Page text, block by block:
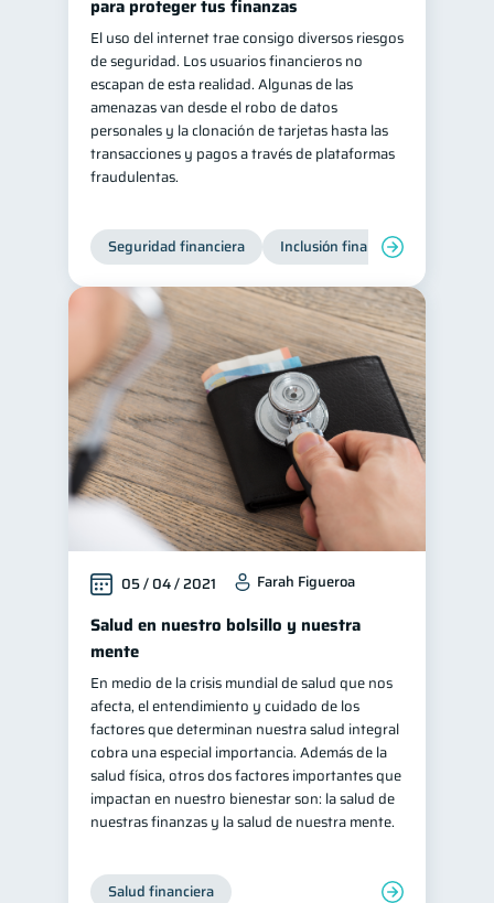
para proteger tus finanzas
El uso del internet trae consigo diversos riesgos
de seguridad. Los usuarios financieros no
escapan de esta realidad. Algunas de las
amenazas van desde el robo de datos
personales y la clonación de tarjetas hasta las
transacciones y pagos a través de plataformas
fraudulentas.
Seguridad financiera Inclusión financiera
05 / 04 / 2021 Farah Figueroa
Salud en nuestro bolsillo y nuestra
mente
En medio de la crisis mundial de salud que nos
afecta, el entendimiento y cuidado de los
factores que determinan nuestra salud integral
cobra una especial importancia. Además de la
salud física, otros dos factores importantes que
impactan en nuestro bienestar son: la salud de
nuestras finanzas y la salud de nuestra mente.
Salud financiera